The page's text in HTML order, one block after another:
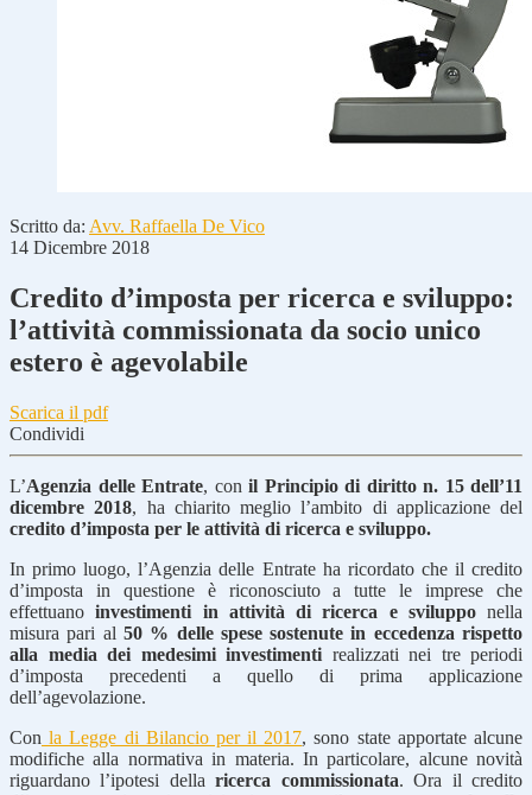
Scritto da: Avv. Raffaella De Vico
14 Dicembre 2018
Credito d’imposta per ricerca e sviluppo:
l’attività commissionata da socio unico
estero è agevolabile
Scarica il pdf
Condividi
L’Agenzia delle Entrate, con il Principio di diritto n. 15 dell’11
dicembre 2018, ha chiarito meglio l’ambito di applicazione del
credito d’imposta per le attività di ricerca e sviluppo.
In primo luogo, l’Agenzia delle Entrate ha ricordato che il credito
d’imposta in questione è riconosciuto a tutte le imprese che
effettuanoinvestimenti in attività di ricerca e svilupponella
misura pari al 50 % delle spese sostenute in eccedenza rispetto
alla media dei medesimi investimenti realizzati nei tre periodi
d’imposta precedenti a quello di prima applicazione
dell’agevolazione.
Con la Legge di Bilancio per il 2017, sono state apportate alcune
modifiche alla normativa in materia. In particolare, alcune novità
riguardano l’ipotesi della ricerca commissionata. Ora il credito